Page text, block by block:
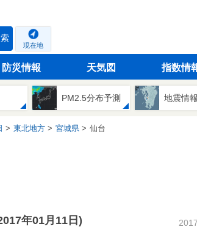
現在地
防災情報 天気図 指数情
PM2.5分布予測 地震情報
東北地方 宮城県 仙台
年01月11日)